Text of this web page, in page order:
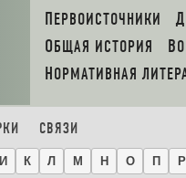
ПЕРВОИСТОЧНИКИ
ОБЩАЯ ИСТОРИЯ
НОРМАТИВНАЯ
СВЯЗИ
И К Л М Н О П Р